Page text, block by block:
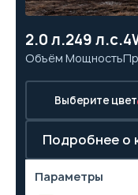
2.0 л.
Объём
249 л.с.
Мощность
Выберите цвет
Подробнее о
Параметры